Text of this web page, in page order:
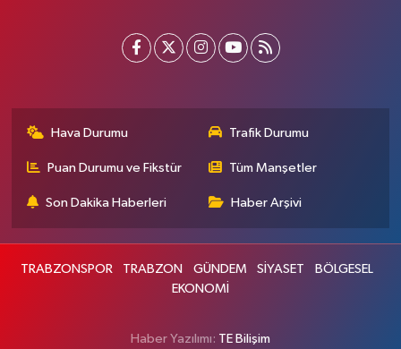
Hava Durumu Trafik Durumu
Puan Durumu ve Fikstür Tüm Manşetler
Son Dakika Haberleri Haber Arşivi
TRABZONSPOR TRABZON GÜNDEM SİYASET
BÖLGESEL
EKONOMİ
Haber Yazılımı: TE Bilişim